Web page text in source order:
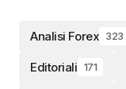
Analisi Forex 323
Editoriali 171